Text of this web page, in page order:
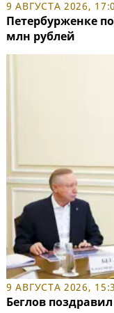
9 АВГУСТА 2026,
Петербурженке
млн рублей
9 АВГУСТА 2026,
Беглов